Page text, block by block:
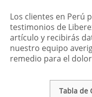
Los clientes en Perú
testimonios de
artículo y recibirás
nuestro equipo
remedio para el
Tabla de